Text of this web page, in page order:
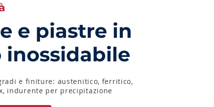
e piastre in
inossidabile
e finiture: austenitico, ferritico,
indurente per precipitazione